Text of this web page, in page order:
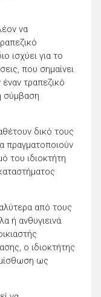
να
ισχύει για το
που σημαίνει
έναν τραπεζικό
σύμβαση
δικό τους
πραγματοποιούν
του ιδιοκτήτη
από τους
ή ανθυγιεινά
ο ιδιοκτήτης
μίσθωση ως